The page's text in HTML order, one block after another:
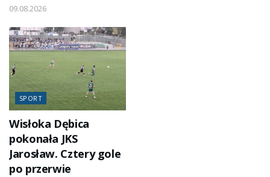
09.08.2026
SPORT
Wisłoka Dębica
pokonała JKS
Jarosław. Cztery gole
po przerwie